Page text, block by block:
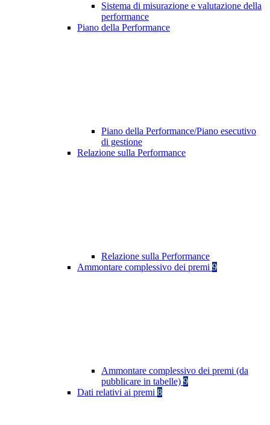
Sistema di misurazione e valutazione della
performance
Piano della Performance
Piano della Performance/Piano esecutivo
di gestione
Relazione sulla Performance
Relazione sulla Performance
Ammontare complessivo dei premi 9
Ammontare complessivo dei premi (da
pubblicare in tabelle) 9
Dati relativi ai premi 8